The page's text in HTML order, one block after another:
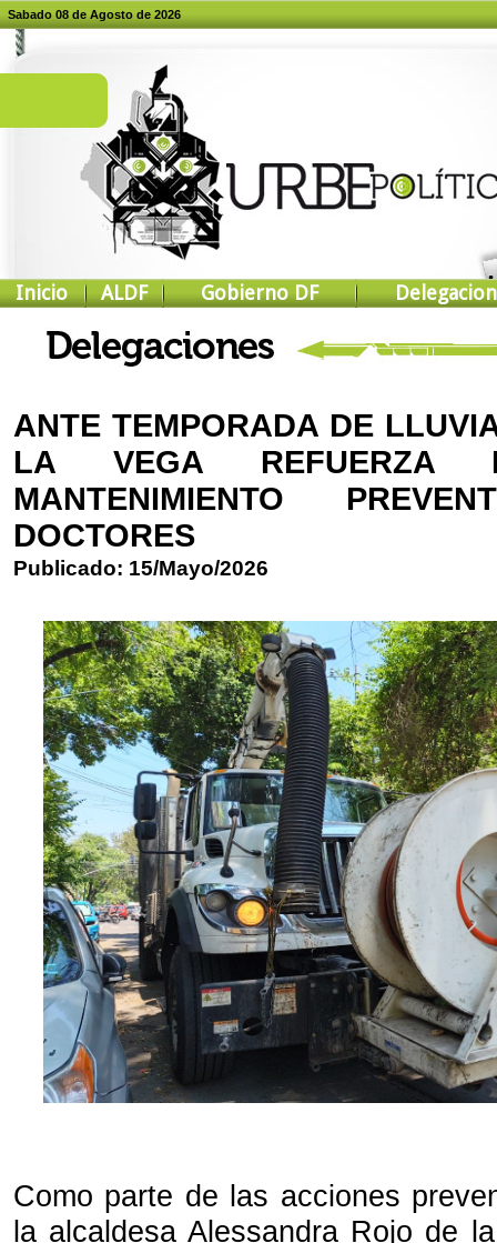
Sabado 08 de Agosto de 2026
Inicio ALDF Gobierno DF
ANTE TEMPORADA DE
LA VEGA REFUERZA
MANTENIMIENTO
DOCTORES
Publicado: 15/Mayo/2026
Como parte de las acciones
la alcaldesa Alessandra Rojo de